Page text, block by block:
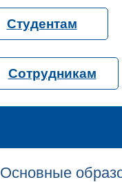
Студентам
Сотрудникам
Основные